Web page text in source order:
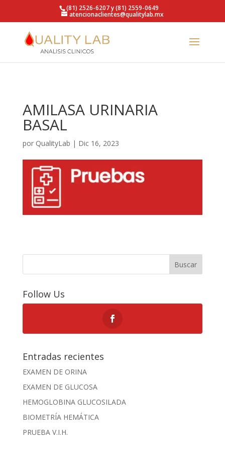
https://qualitylab.mx/(81) 2526-6207 y (81) 2559-0649
atencionaclientes@qualitylab.mx
AMILASA URINARIA
BASAL
por QualityLab | Dic 16, 2023
Buscar
Follow Us
Entradas recientes
EXAMEN DE ORINA
EXAMEN DE GLUCOSA
HEMOGLOBINA GLUCOSILADA
BIOMETRÍA HEMÁTICA
PRUEBA V.I.H.